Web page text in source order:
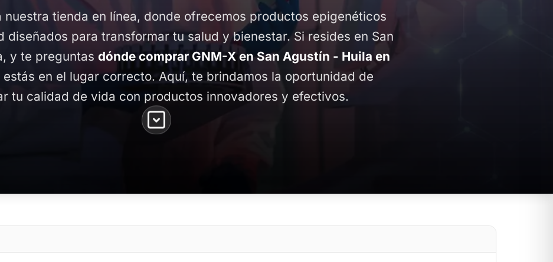
nuestra tienda en línea, donde ofrecemos productos epigenéticos
diseñados para transformar tu salud y bienestar. Si resides en San
y te preguntas dónde comprar GNM-X en San Agustín - Huila en
estás en el lugar correcto. Aquí, te brindamos la oportunidad de
tu calidad de vida con productos innovadores y efectivos.